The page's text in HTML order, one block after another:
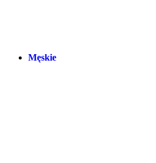
Męskie